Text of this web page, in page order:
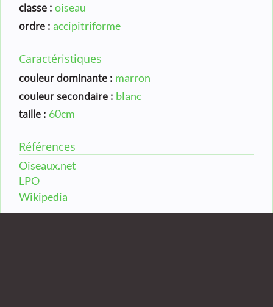
classe : oiseau
ordre : accipitriforme
Caractéristiques
couleur dominante : marron
couleur secondaire : blanc
taille : 60cm
Références
Oiseaux.net
LPO
Wikipedia